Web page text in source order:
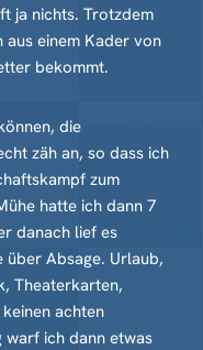
ja nichts. Trotzdem
aus einem Kader von
bekommt.
die
zäh an, so dass ich
zum
hatte ich dann 7
danach lief es
über Absage. Urlaub,
Theaterkarten,
achten
warf ich dann etwas